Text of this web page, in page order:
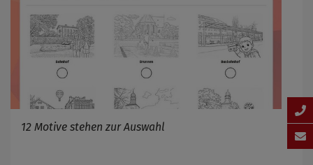
12 Motive stehen zur Auswahl